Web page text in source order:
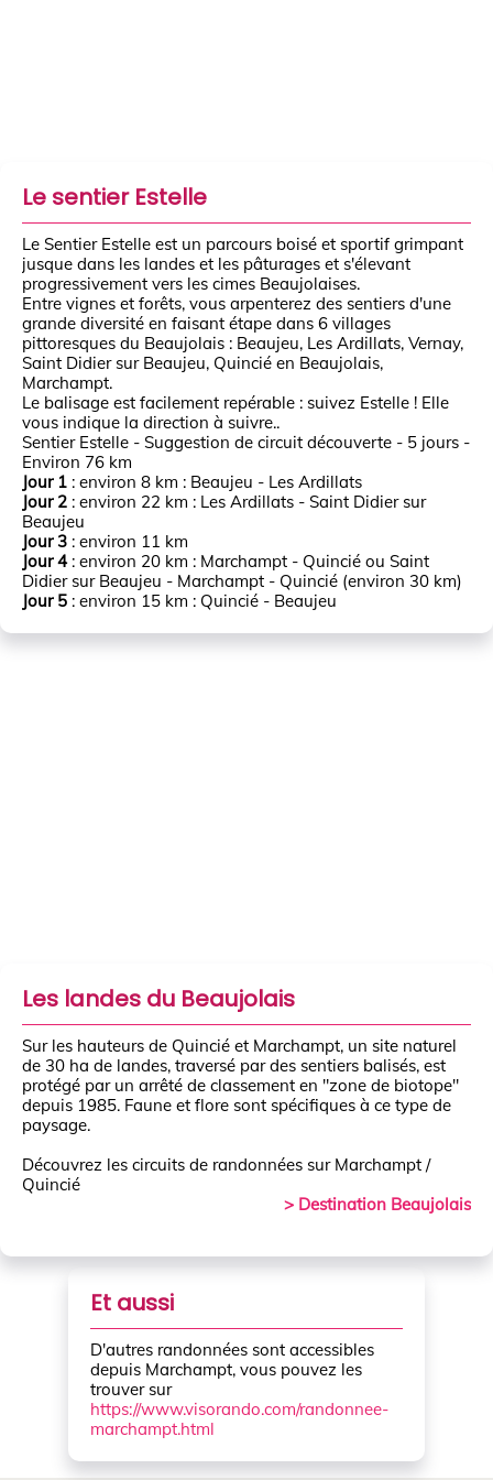
Le sentier Estelle
Le Sentier Estelle est un parcours boisé et sportif grimpant
jusque dans les landes et les pâturages et s'élevant
progressivement vers les cimes Beaujolaises.
Entre vignes et forêts, vous arpenterez des sentiers d'une
grande diversité en faisant étape dans 6 villages
pittoresques du Beaujolais : Beaujeu, Les Ardillats, Vernay,
Saint Didier sur Beaujeu, Quincié en Beaujolais,
Marchampt.
Le balisage est facilement repérable : suivez Estelle ! Elle
vous indique la direction à suivre..
Sentier Estelle - Suggestion de circuit découverte - 5 jours -
Environ 76 km
Jour 1 : environ 8 km : Beaujeu - Les Ardillats
Jour 2 : environ 22 km : Les Ardillats - Saint Didier sur
Beaujeu
Jour 3 : environ 11 km
Jour 4: environ 20 km : Marchampt - Quincié ou Saint
Didier sur Beaujeu - Marchampt - Quincié (environ 30 km)
Jour 5 : environ 15 km : Quincié - Beaujeu
Les landes du Beaujolais
Sur les hauteurs de Quincié et Marchampt, un site naturel
de 30 ha de landes, traversé par des sentiers balisés, est
protégé par un arrêté de classement en "zone de biotope"
depuis 1985. Faune et flore sont spécifiques à ce type de
paysage.
Découvrez les circuits de randonnées sur Marchampt /
Quincié
> Destination Beaujolais
Et aussi
D'autres randonnées sont accessibles
depuis Marchampt, vous pouvez les
trouver sur
https://www.visorando.com/randonnee-
marchampt.html